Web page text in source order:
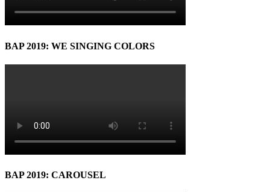
BAP 2019: WE SINGING COLORS
BAP 2019: CAROUSEL